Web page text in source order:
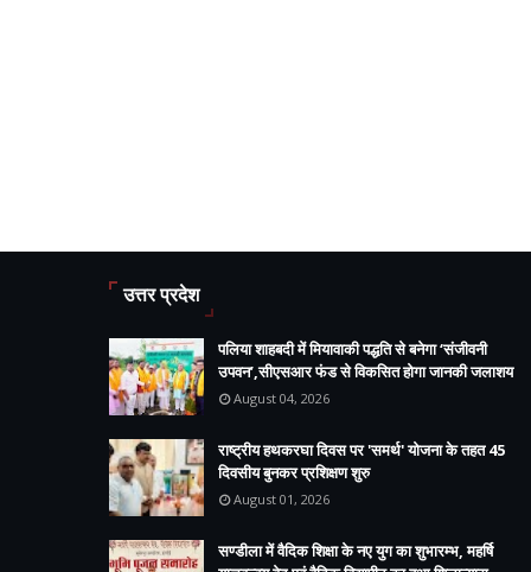
उत्तर प्रदेश
पलिया शाहबदी में मियावाकी पद्धति से बनेगा ‘संजीवनी
उपवन’,सीएसआर फंड से विकसित होगा जानकी जलाशय
August 04, 2026
राष्ट्रीय हथकरघा दिवस पर 'समर्थ' योजना के तहत 45
दिवसीय बुनकर प्रशिक्षण शुरु
August 01, 2026
सण्डीला में वैदिक शिक्षा के नए युग का शुभारम्भ, महर्षि